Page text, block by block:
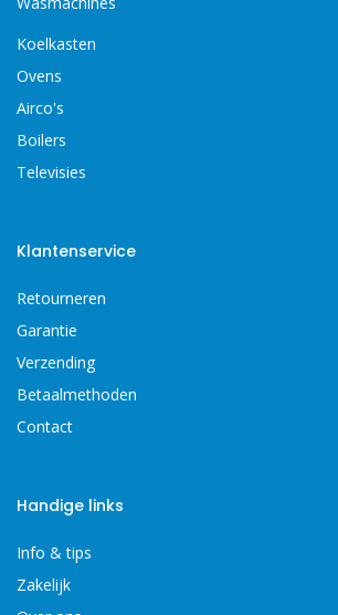
Koelkasten
Ovens
Airco's
Boilers
Televisies
Klantenservice
Retourneren
Garantie
Verzending
Betaalmethoden
Contact
Handige links
Info & tips
Zakelijk